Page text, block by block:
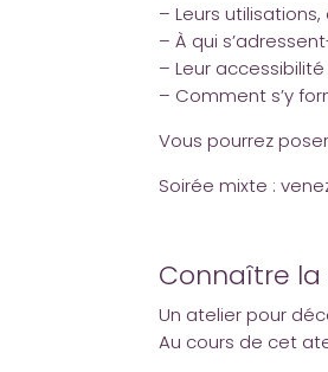
– Leurs
– À qui
– Leur accessibilité
– Comment s’y
Vous pourrez
Soirée mixte :
Connaître
Un atelier pour
Au cours de cet